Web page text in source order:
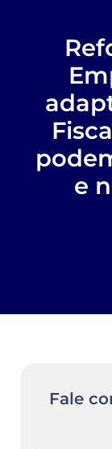
e
Fale